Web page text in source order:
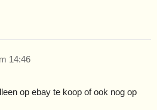
14:46
op ebay te koop of ook nog op